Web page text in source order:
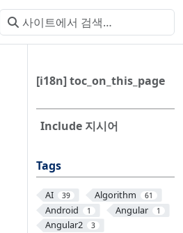
[i18n] toc_on_this_page
Include 지시어
Tags
AI 39 Algorithm 61
Android 1 Angular 1
Angular2 3